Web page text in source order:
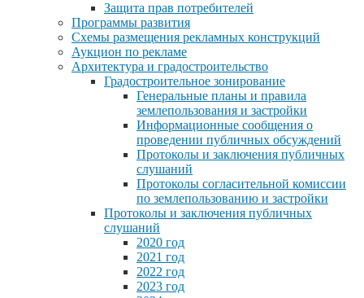
Защита прав потребителей
Программы развития
Схемы размещения рекламных конструкций
Аукцион по рекламе
Архитектура и градостроительство
Градостроительное зонирование
Генеральные планы и правила
землепользования и застройки
Информационные сообщения о
проведении публичных обсуждений
Протоколы и заключения публичных
слушаний
Протоколы согласительной комиссии
по землепользованию и застройки
Протоколы и заключения публичных
слушаний
2020 год
2021 год
2022 год
2023 год